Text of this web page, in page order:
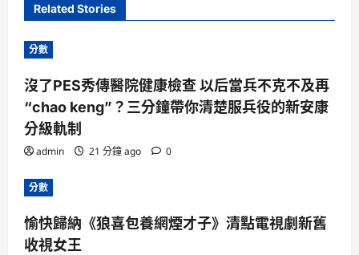
Related Stories
分數
沒了PES秀傳醫院健康檢查 以后當兵不克不及再
“chao keng”？三分鐘帶你清楚服兵役的新安康
分級軌制
admin 21 分鐘 ago 0
分數
愉快歸納《狼喜包養網煙才子》清點電視劇新舊
收視女王